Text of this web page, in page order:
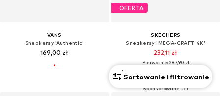
VANS
Sneakersy 'Authentic'
169,00 zł
OFERTA
SKECHERS
Sneakersy 'MEGA-CRAFT 4K'
232,11 zł
Pierwotnie: 287,90 zł
1
Sortowanie i filtrowanie